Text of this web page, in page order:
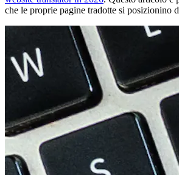
che le proprie pagine tradotte si posizionino